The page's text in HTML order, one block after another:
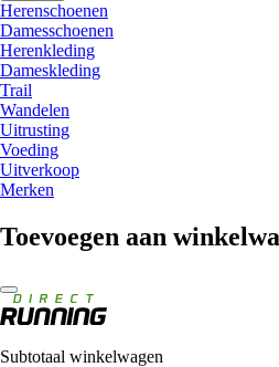
Herenschoenen
Damesschoenen
Herenkleding
Dameskleding
Trail
Wandelen
Uitrusting
Voeding
Uitverkoop
Merken
Toevoegen aan
Subtotaal winkelwagen